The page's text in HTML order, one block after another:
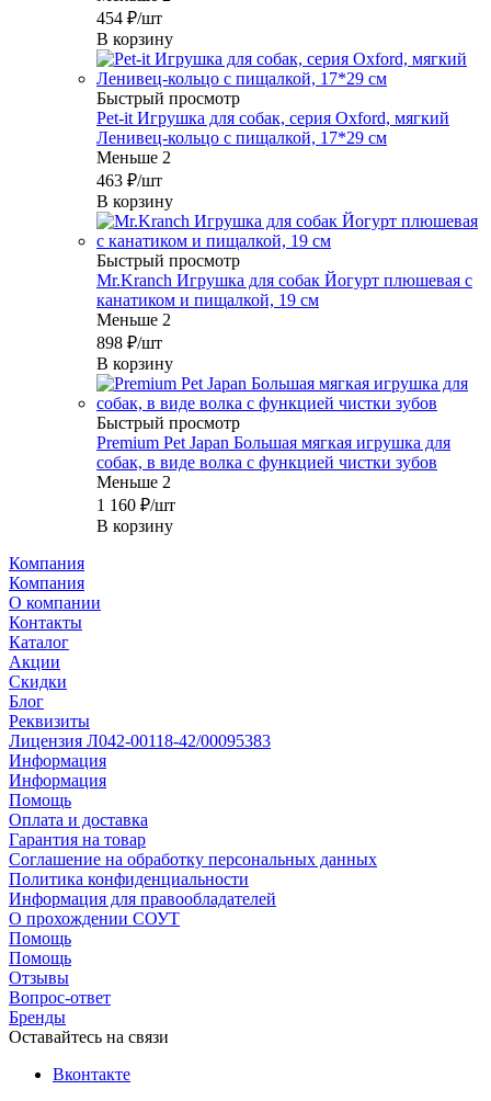
454 ₽/шт
В корзину
Быстрый просмотр
Pet-it Игрушка для собак, серия Oxford, мягкий
Ленивец-кольцо с пищалкой, 17*29 см
Меньше 2
463 ₽/шт
В корзину
Быстрый просмотр
Mr.Kranch Игрушка для собак Йогурт плюшевая с
канатиком и пищалкой, 19 см
Меньше 2
898 ₽/шт
В корзину
Быстрый просмотр
Premium Pet Japan Большая мягкая игрушка для
собак, в виде волка с функцией чистки зубов
Меньше 2
1 160 ₽/шт
В корзину
Компания
Компания
О компании
Контакты
Каталог
Акции
Скидки
Блог
Реквизиты
Лицензия Л042-00118-42/00095383
Информация
Информация
Помощь
Оплата и доставка
Гарантия на товар
Соглашение на обработку персональных данных
Политика конфиденциальности
Информация для правообладателей
О прохождении СОУТ
Помощь
Помощь
Отзывы
Вопрос-ответ
Бренды
Оставайтесь на связи
Вконтакте